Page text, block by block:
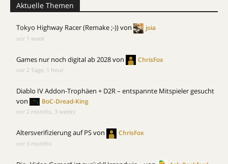
Aktuelle Themen
Tokyo Highway Racer (Remake ;-))von joia
vor 1 week
Games nur noch digital ab 2028von ChrisFox
vor 2 Tage, 1 hour
Diablo IV Addon-Trophäen + D2R – entspannte Mitspieler gesucht
von
BoC-Dread-King
vor 2 months, 3 weeks
Altersverifizierung auf PSvon ChrisFox
vor 3 months